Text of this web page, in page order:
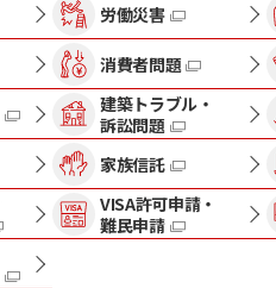
労働災害
消費者問題
建築トラブル・
訴訟問題
家族信託
VISA許可申請・
難民申請